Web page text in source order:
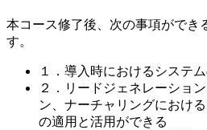
本コース修了後、次の事項ができ
す。
１．導入時におけるシステ
２．リードジェネレーショ
ン、ナーチャリングにおける
の適用と活用ができる